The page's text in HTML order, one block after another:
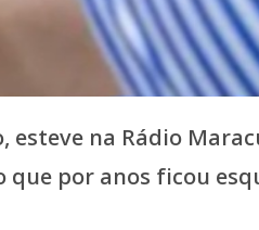
na Rádio
por anos ficou